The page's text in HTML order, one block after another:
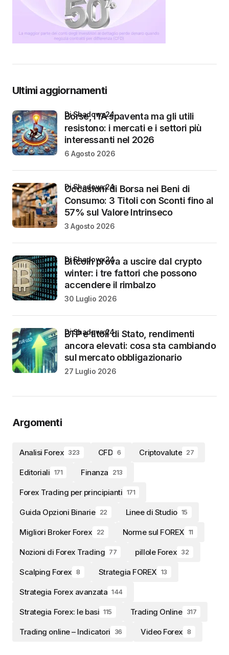
Ultimi aggiornamenti
Borse, l’IA spaventa ma gli utili
resistono: i mercati e i settori più
interessanti nel 2026
di Shadowx24
6 Agosto 2026
Occasioni di Borsa nei Beni di
Consumo: 3 Titoli con Sconti fino al
57% sul Valore Intrinseco
di Shadowx24
3 Agosto 2026
Bitcoin prova a uscire dal crypto
winter: i tre fattori che possono
accendere il rimbalzo
di Shadowx24
30 Luglio 2026
BTP e titoli di Stato, rendimenti
ancora elevati: cosa sta cambiando
sul mercato obbligazionario
di Shadowx24
27 Luglio 2026
Argomenti
Analisi Forex 323 CFD 6 Criptovalute 27
Editoriali 171 Finanza 213
Forex Trading per principianti 171
Guida Opzioni Binarie 22 Linee di Studio 15
Migliori Broker Forex 22 Norme sul FOREX 11
Nozioni di Forex Trading 77 pillole Forex 32
Scalping Forex 8 Strategia FOREX 13
Strategia Forex avanzata 144
Strategia Forex: le basi 115 Trading Online 317
Trading online – Indicatori 36 Video Forex 8